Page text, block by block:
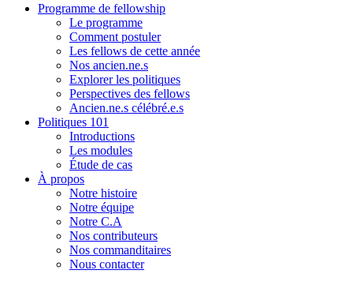
Programme de fellowship
Le programme
Comment postuler
Les fellows de cette année
Nos ancien.ne.s
Explorer les politiques
Perspectives des fellows
Ancien.ne.s célébré.e.s
Politiques 101
Introductions
Les modules
Étude de cas
À propos
Notre histoire
Notre équipe
Notre C.A
Nos contributeurs
Nos commanditaires
Nous contacter